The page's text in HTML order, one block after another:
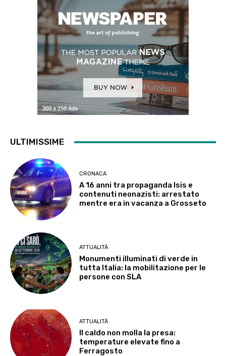
ULTIMISSIME
CRONACA
A 16 anni tra propaganda Isis e
contenuti neonazisti: arrestato
mentre era in vacanza a Grosseto
ATTUALITÀ
Monumenti illuminati di verde in
tutta Italia: la mobilitazione per le
persone con SLA
ATTUALITÀ
Il caldo non molla la presa:
temperature elevate fino a
Ferragosto